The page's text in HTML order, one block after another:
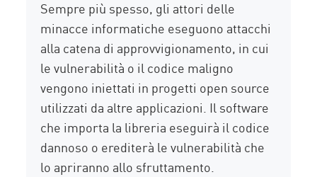
Sempre più spesso, gli attori delle
minacce informatiche eseguono attacchi
alla catena di approvvigionamento, in cui
le vulnerabilità o il codice maligno
vengono iniettati in progetti open source
utilizzati da altre applicazioni. Il software
che importa la libreria eseguirà il codice
dannoso o erediterà le vulnerabilità che
lo apriranno allo sfruttamento.